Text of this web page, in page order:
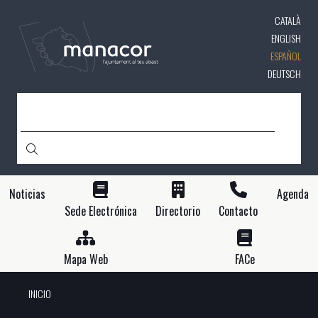
contenido
principal
CATALÀ
ENGLISH
ESPAÑOL
DEUTSCH
Noticias
Sede Electrónica
Directorio Contacto
Agenda
Mapa Web FACe
INICIO